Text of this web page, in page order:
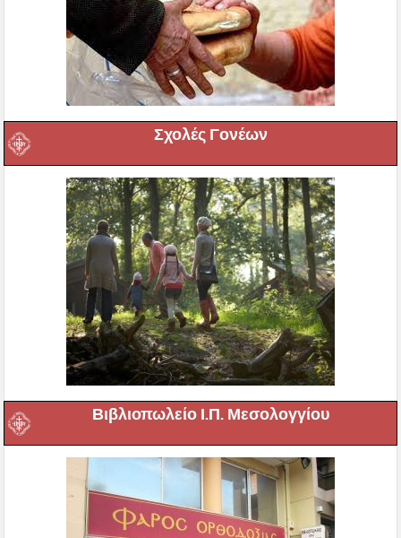
Σχολές Γονέων
Βιβλιοπωλείο Ι.Π. Μεσολογγίου